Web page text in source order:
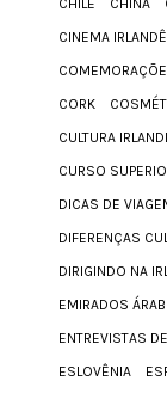
CHILE
CHINA
CINEMA
CORK
CULTURA
CURSO
DICAS DE
DIFERENÇAS
DIRIGINDO NA
EMIRADOS
ENTREVISTAS
ESLOVÊNIA